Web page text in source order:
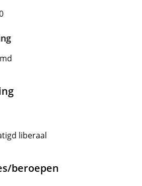
liberaal
beroepen